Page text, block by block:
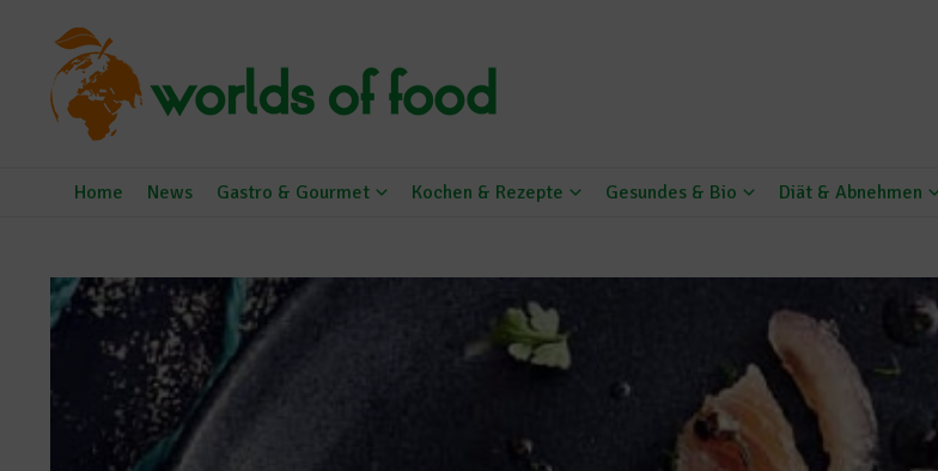
Home News Gastro & Gourmet Kochen & Rezepte Gesundes & Bio Diät & Abnehmen